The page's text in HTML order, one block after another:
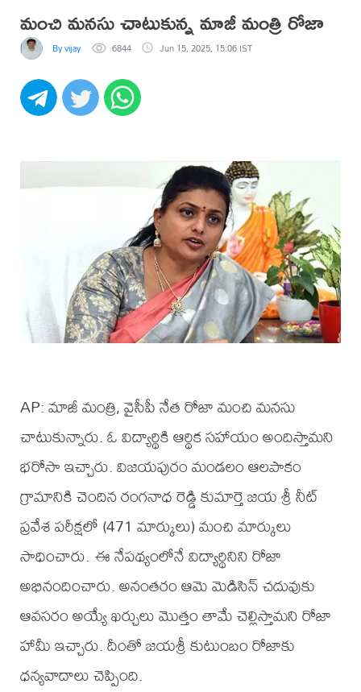
మంచి మనసు చాటుకున్న మాజీ మంత్రి రోజా
By vijay 6844 Jun 15, 2025, 15:06 IST
AP: మాజీ మంత్రి, వైసీపీ నేత రోజా మంచి మనసు
చాటుకున్నారు. ఓ విద్యార్థికి ఆర్థిక సహాయం అందిస్తామని
భరోసా ఇచ్చారు. విజయపురం మండలం ఆలపాకం
గ్రామానికి చెందిన రంగనాధ రెడ్డి కుమార్తె జయ శ్రీ నీట్
ప్రవేశ పరీక్షలో (471 మార్కులు) మంచి మార్కులు
సాధించారు. ఈ నేపథ్యంలోనే విద్యార్థినిని రోజా
అభినందించారు. అనంతరం ఆమె మెడిసిన్ చదువుకు
ఆవసరం అయ్యే ఖర్చులు మొత్తం తామే చెల్లిస్తామని రోజా
హామీ ఇచ్చారు. దీంతో జయశ్రీ కుటుంబం రోజాకు
ధన్యవాదాలు చెప్పింది.